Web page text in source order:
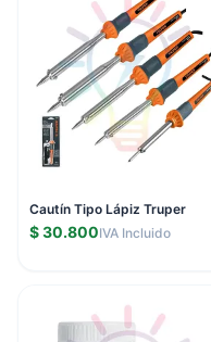
Cautín Tipo Lápiz Truper
$ 30.800IVA Incluido